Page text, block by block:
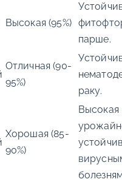
Высокая (95%)
парше.
Отличная (90-
95%)
раку.
Хорошая (85-
90%)
Высокая